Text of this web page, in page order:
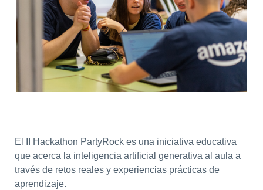
El II Hackathon PartyRock es una iniciativa educativa
que acerca la inteligencia artificial generativa al aula a
través de retos reales y experiencias prácticas de
aprendizaje.